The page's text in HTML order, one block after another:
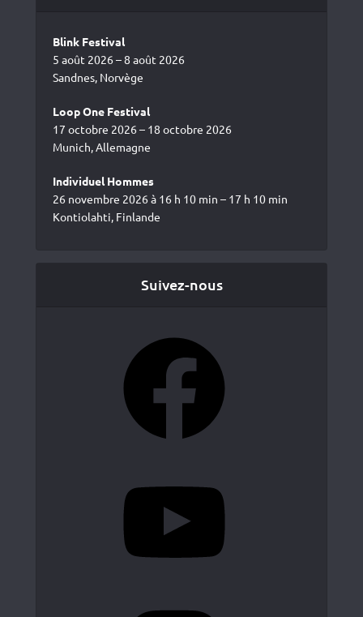
Blink Festival
5 août 2026 – 8 août 2026
Sandnes, Norvège
Loop One Festival
17 octobre 2026 – 18 octobre 2026
Munich, Allemagne
Individuel Hommes
26 novembre 2026 à 16 h 10 min – 17 h 10 min
Kontiolahti, Finlande
Suivez-nous